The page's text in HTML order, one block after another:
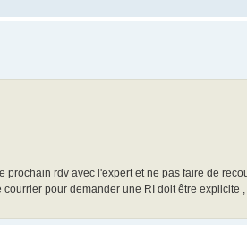
rdv avec l'expert et ne pas faire de
pour demander une RI doit être explicite